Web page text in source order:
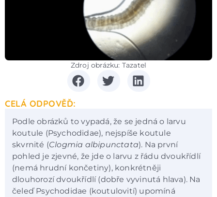
Zdroj obrázku: Tazatel
CELÁ ODPOVĚĎ:
Podle obrázků to vypadá, že se jedná o larvu
koutule (Psychodidae), nejspíše koutule
skvrnité (Clogmia albipunctata). Na první
pohled je zjevné, že jde o larvu z řádu dvoukřídlí
(nemá hrudní končetiny), konkrétněji
dlouhorozí dvoukřídlí (dobře vyvinutá hlava). Na
čeleď Psychodidae (koutulovití) upomíná